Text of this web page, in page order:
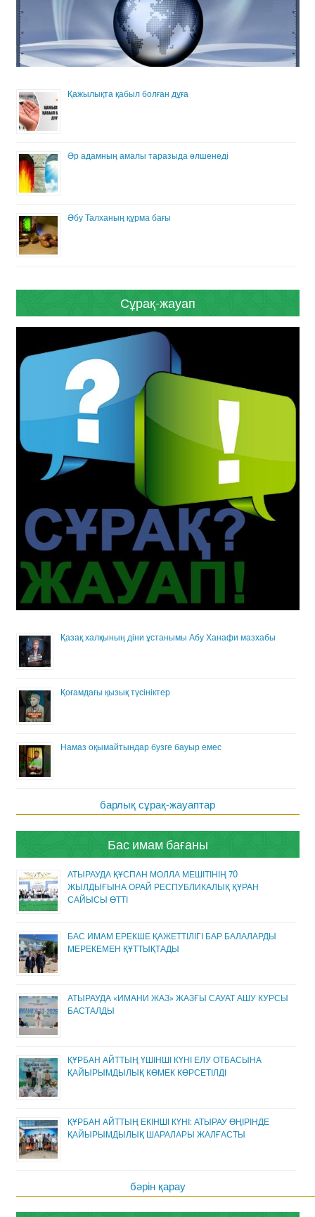
Қажылықта қабыл болған дұға
Әр адамның амалы таразыда өлшенеді
Әбу Талханың құрма бағы
Сұрақ-жауап
Қазақ халқының діни ұстанымы Абу Ханафи мазхабы
Қоғамдағы қызық түсініктер
Намаз оқымайтындар бузге бауыр емес
барлық сұрақ-жауаптар
Бас имам бағаны
АТЫРАУДА ҚҰСПАН МОЛЛА МЕШІТІНІҢ 70
ЖЫЛДЫҒЫНА ОРАЙ РЕСПУБЛИКАЛЫҚ ҚҰРАН
САЙЫСЫ ӨТТІ
БАС ИМАМ ЕРЕКШЕ ҚАЖЕТТІЛІГІ БАР БАЛАЛАРДЫ
МЕРЕКЕМЕН ҚҰТТЫҚТАДЫ
АТЫРАУДА «ИМАНИ ЖАЗ» ЖАЗҒЫ САУАТ АШУ КУРСЫ
БАСТАЛДЫ
ҚҰРБАН АЙТТЫҢ ҮШІНШІ КҮНІ ЕЛУ ОТБАСЫНА
ҚАЙЫРЫМДЫЛЫҚ КӨМЕК КӨРСЕТІЛДІ
ҚҰРБАН АЙТТЫҢ ЕКІНШІ КҮНІ: АТЫРАУ ӨҢІРІНДЕ
ҚАЙЫРЫМДЫЛЫҚ ШАРАЛАРЫ ЖАЛҒАСТЫ
бәрін қарау